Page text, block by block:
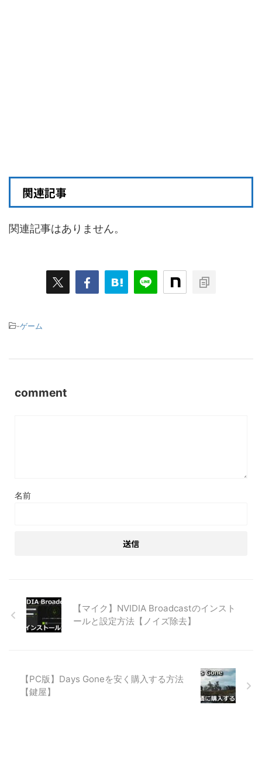
関連記事
関連記事はありません。
-ゲーム
comment
名前
【マイク】NVIDIA Broadcastのインスト
ールと設定方法【ノイズ除去】
【PC版】Days Goneを安く購入する方法
【鍵屋】